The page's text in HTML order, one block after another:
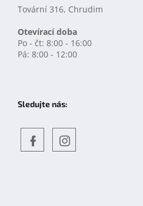
Tovární 316, Chrudim
Otevírací doba
Po - čt: 8:00 - 16:00
Pá: 8:00 - 12:00
Sledujte nás: